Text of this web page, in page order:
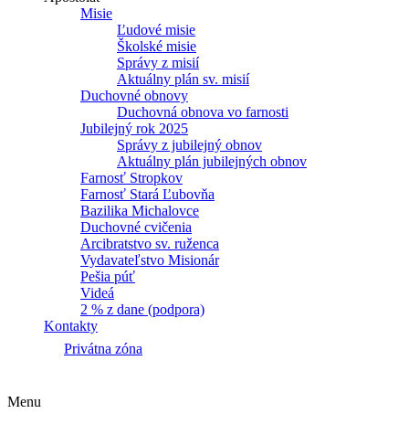
Misie
Ľudové misie
Školské misie
Správy z misií
Aktuálny plán sv. misií
Duchovné obnovy
Duchovná obnova vo farnosti
Jubilejný rok 2025
Správy z jubilejný obnov
Aktuálny plán jubilejných obnov
Farnosť Stropkov
Farnosť Stará Ľubovňa
Bazilika Michalovce
Duchovné cvičenia
Arcibratstvo sv. ruženca
Vydavateľstvo Misionár
Pešia púť
Videá
2 % z dane (podpora)
Kontakty
Privátna zóna
Menu